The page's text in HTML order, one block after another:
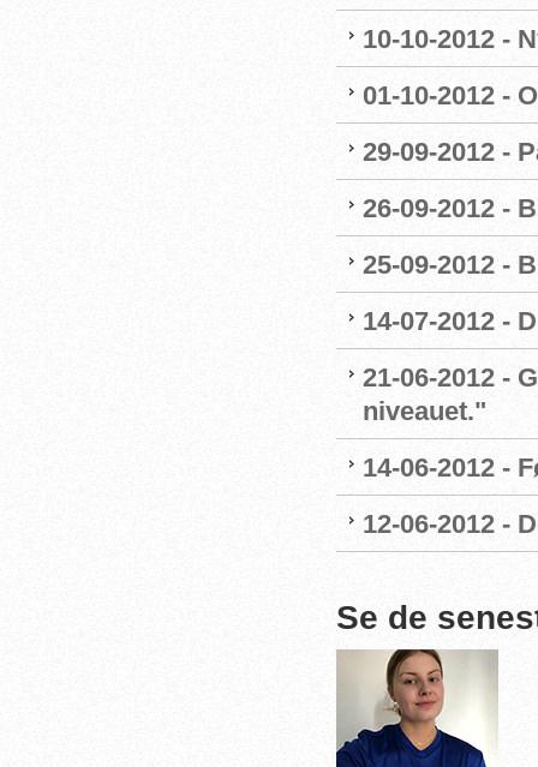
10-10-2012 -
01-10-2012 -
29-09-2012 -
26-09-2012 -
25-09-2012 -
14-07-2012 -
21-06-2012 -
niveauet."
14-06-2012 -
12-06-2012 -
Se de